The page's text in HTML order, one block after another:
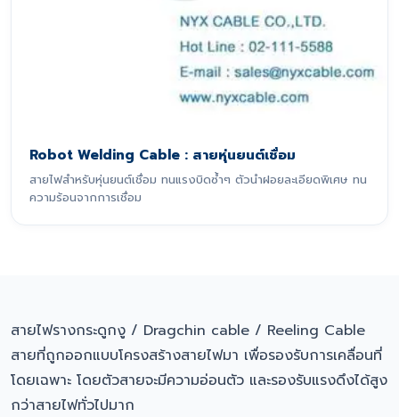
Robot Welding Cable : สายหุ่นยนต์เชื่อม
สายไฟสำหรับหุ่นยนต์เชื่อม ทนแรงบิดซ้ำๆ ตัวนำฝอยละเอียดพิเศษ ทน
ความร้อนจากการเชื่อม
สายไฟรางกระดูกงู / Dragchin cable / Reeling Cable
สายที่ถูกออกแบบโครงสร้างสายไฟมา เพื่อรองรับการเคลื่อนที่
โดยเฉพาะ โดยตัวสายจะมีความอ่อนตัว และรองรับแรงดึงได้สูง
กว่าสายไฟทั่วไปมาก